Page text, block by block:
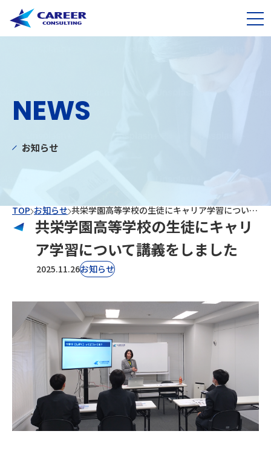
NEWS
お知らせ
TOP お知らせ 共栄学園高等学校の生徒にキャリア学習について講義をしました
共栄学園高等学校の生徒にキャリ
ア学習について講義をしました
2025.11.26お知らせ